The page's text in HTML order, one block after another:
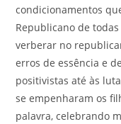
condicionamentos
Republicano de
verberar no
erros de essência e
positivistas até às
se empenharam os
palavra, celebrando